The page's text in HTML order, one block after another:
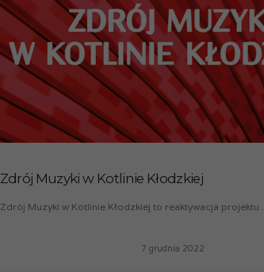
Zdrój Muzyki w Kotlinie Kłodzkiej
Zdrój Muzyki w Kotlinie Kłodzkiej to reaktywacja projektu ...
7 grudnia 2022